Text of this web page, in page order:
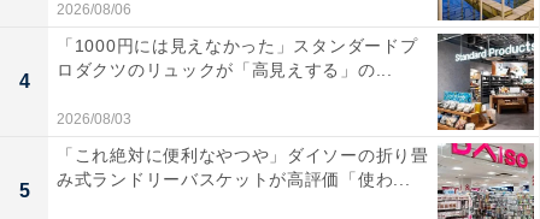
Anker「Nano II 65W (PD 充電器 USB-C)」
2026/08/06
4
「1000円には見えなかった」スタンダードプ
ロダクツのリュックが「高見えする」の...
2026/08/03
5
「これ絶対に便利なやつや」ダイソーの折り畳
み式ランドリーバスケットが高評価「使わ...